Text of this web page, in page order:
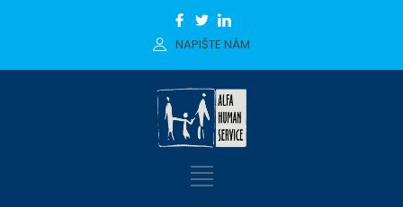
NAPIŠTE NÁM